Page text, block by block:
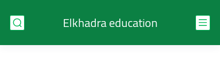
Elkhadra education